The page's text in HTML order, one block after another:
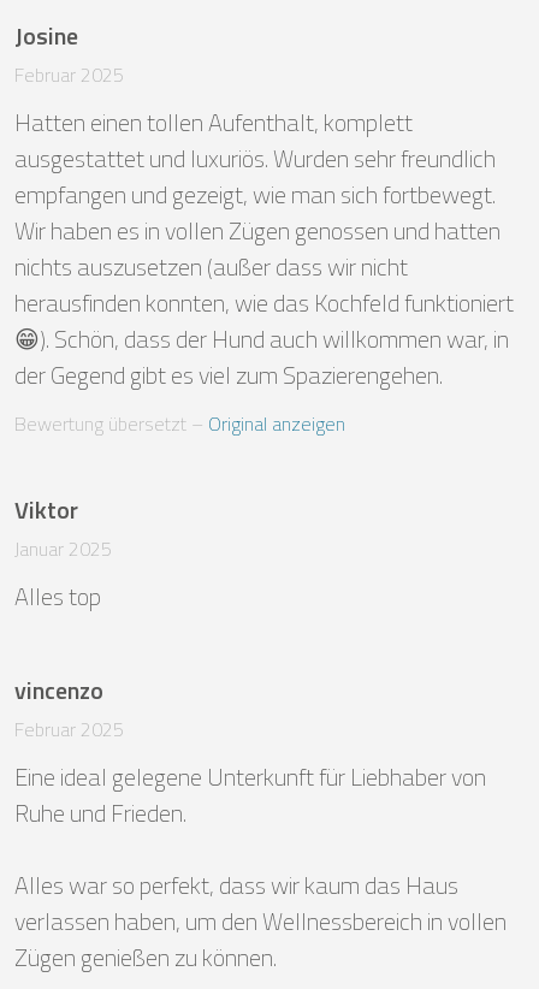
Josine
Februar 2025
Hatten einen tollen Aufenthalt, komplett
ausgestattet und luxuriös. Wurden sehr freundlich
empfangen und gezeigt, wie man sich fortbewegt.
Wir haben es in vollen Zügen genossen und hatten
nichts auszusetzen (außer dass wir nicht
herausfinden konnten, wie das Kochfeld funktioniert
😁). Schön, dass der Hund auch willkommen war, in
der Gegend gibt es viel zum Spazierengehen.
Bewertung übersetzt – Original anzeigen
Viktor
Januar 2025
Alles top
vincenzo
Februar 2025
Eine ideal gelegene Unterkunft für Liebhaber von
Ruhe und Frieden.
Alles war so perfekt, dass wir kaum das Haus
verlassen haben, um den Wellnessbereich in vollen
Zügen genießen zu können.